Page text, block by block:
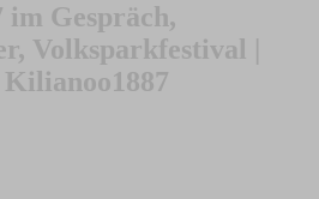
im Gespräch,
Volksparkfestival |